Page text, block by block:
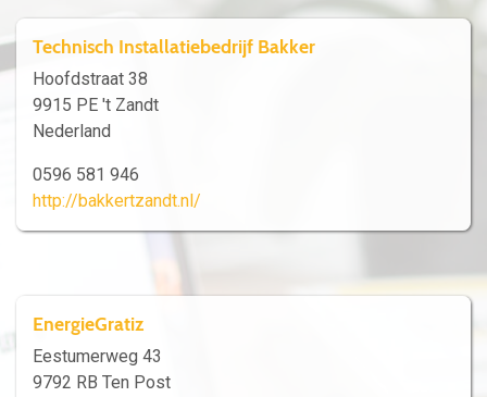
Technisch Installatiebedrijf Bakker
Hoofdstraat 38
9915 PE 't Zandt
Nederland
0596 581 946
http://bakkertzandt.nl/
EnergieGratiz
Eestumerweg 43
9792 RB Ten Post